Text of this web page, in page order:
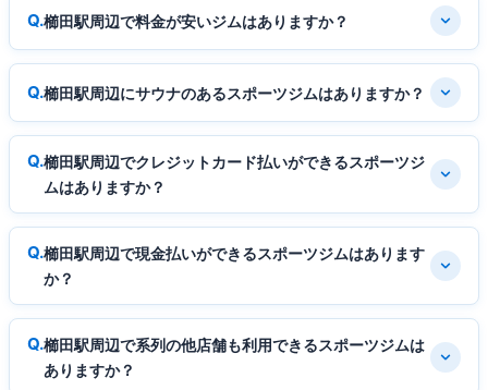
櫛田駅周辺で料金が安いジムはありますか？
櫛田駅周辺にサウナのあるスポーツジムはありますか？
櫛田駅周辺でクレジットカード払いができるスポーツジ
ムはありますか？
櫛田駅周辺で現金払いができるスポーツジムはあります
か？
櫛田駅周辺で系列の他店舗も利用できるスポーツジムは
ありますか？